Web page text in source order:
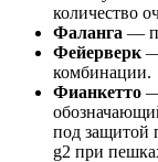
количество
Фаланга —
Фейерверк —
комбинации.
Фианкетто
под защитой
g2 при